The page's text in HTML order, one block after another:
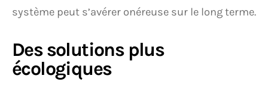
système peut s’avérer onéreuse sur le long terme.
Des solutions plus
écologiques